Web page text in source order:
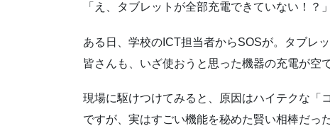
「え、タブレットが全部充電できていない！？」
ある日、学校のICT担当者からSOSが。タブレ
皆さんも、いざ使おうと思った機器の充電が空
現場に駆けつけてみると、原因はハイテクな「
ですが、実はすごい機能を秘めた賢い相棒だっ